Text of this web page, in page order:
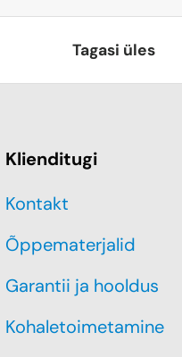
Tagasi üles
Klienditugi
Kontakt
Õppematerjalid
Garantii ja hooldus
Kohaletoimetamine